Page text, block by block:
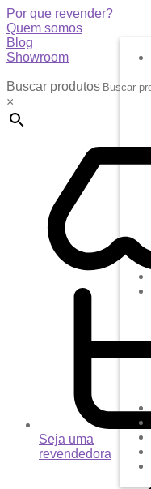
Por que revender?
Quem somos
Blog
Showroom
Buscar produtos
×
Seja uma
revendedora